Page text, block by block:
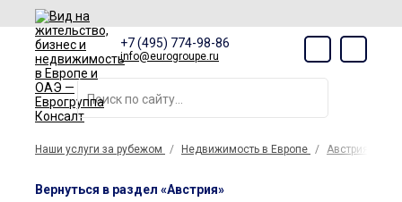
+7 (495) 774-98-86
info@eurogroupe.ru
Наши услуги за рубежом Недвижимость в Европе Австрия
Вернуться в раздел «Австрия»